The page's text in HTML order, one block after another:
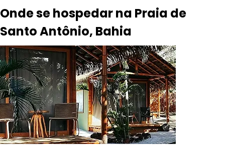
Onde se hospedar na Praia de
Santo Antônio, Bahia